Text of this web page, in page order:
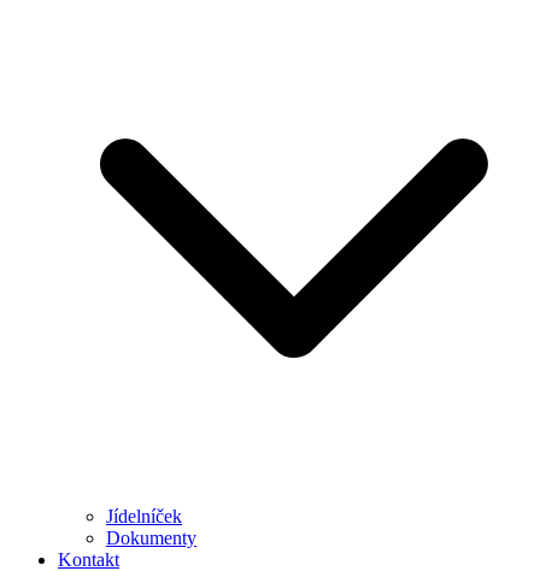
Jídelníček
Dokumenty
Kontakt